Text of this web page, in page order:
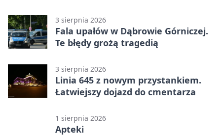
3 sierpnia 2026
Fala upałów w Dąbrowie Górniczej.
Te błędy grożą tragedią
3 sierpnia 2026
Linia 645 z nowym przystankiem.
Łatwiejszy dojazd do cmentarza
1 sierpnia 2026
Apteki